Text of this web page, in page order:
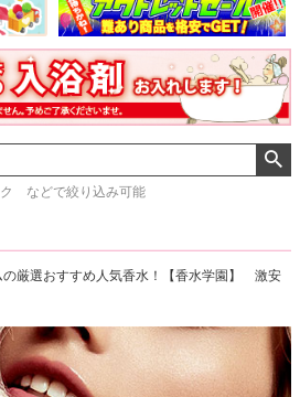
などで絞り込み可能
の厳選おすすめ人気香水！【香水学園】 激安